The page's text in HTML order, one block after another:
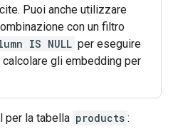
Puoi anche utilizzare
con un filtro
IS NULL per eseguire
gli embedding per
per la tabella products :